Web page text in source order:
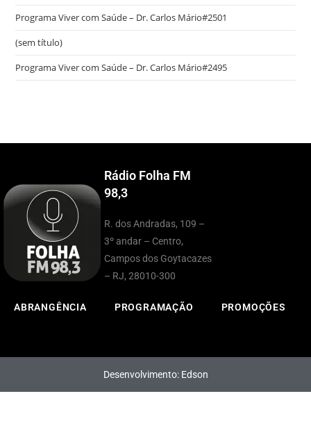
Programa Viver com Saúde – Dr. Carlos Mário#2501
(sem título)
Programa Viver com Saúde – Dr. Carlos Mário#2495
Rádio Folha FM
98,3
R. dos Andradas, 109 –
3º andar – Centro,
Campos dos Goytacazes
– RJ, 28010-300
ABRANGÊNCIA PROGRAMAÇÃO PROMOÇÕES
Desenvolvimento: Edson